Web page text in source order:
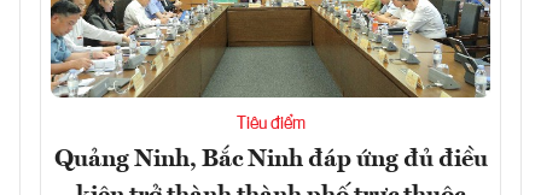
Tiêu điểm
Quảng Ninh, Bắc Ninh đáp ứng đủ điều